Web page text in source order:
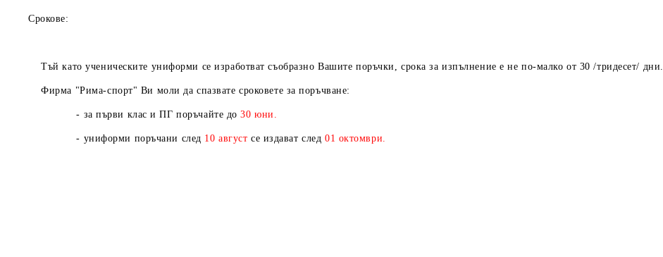
Срокове:
Тъй като ученическите униформи се изработват съобразно Вашите поръчки, срока за изпълнение е не по-малко от 30 /тридесет/ дни.
Фирма "Рима-спорт" Ви моли да спазвате сроковете за поръчване:
- за първи клас и ПГ поръчайте до30 юни.
- униформи поръчани след 10 август се издават след 01 октомври.